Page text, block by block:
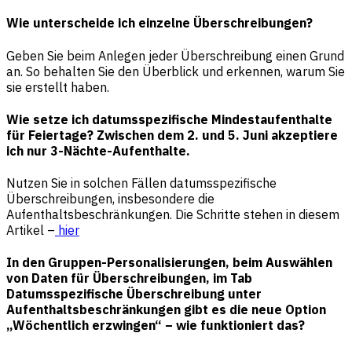
Wie unterscheide ich einzelne Überschreibungen?
Geben Sie beim Anlegen jeder Überschreibung einen Grund
an. So behalten Sie den Überblick und erkennen, warum Sie
sie erstellt haben.
Wie setze ich datumsspezifische Mindestaufenthalte
für Feiertage? Zwischen dem 2. und 5. Juni akzeptiere
ich nur 3-Nächte-Aufenthalte.
Nutzen Sie in solchen Fällen datumsspezifische
Überschreibungen, insbesondere die
Aufenthaltsbeschränkungen. Die Schritte stehen in diesem
Artikel – hier
In den Gruppen-Personalisierungen, beim Auswählen
von Daten für Überschreibungen, im Tab
Datumsspezifische Überschreibung unter
Aufenthaltsbeschränkungen gibt es die neue Option
„Wöchentlich erzwingen“ – wie funktioniert das?